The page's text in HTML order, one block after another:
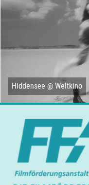
Hiddensee @ Weltkino